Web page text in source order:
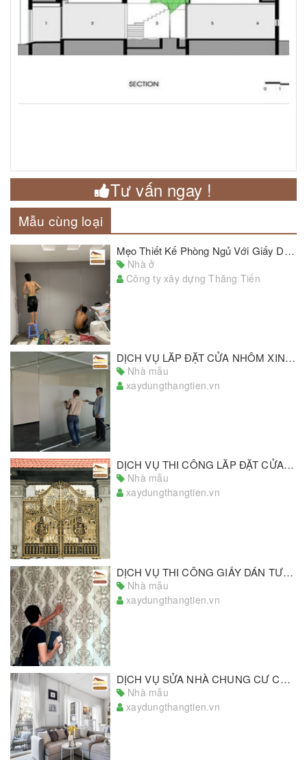
Tư vấn ngay !
Mẫu cùng loại
Mẹo Thiết Kế Phòng Ngủ Với Giấy Dán Tường Đẹp Chủ Nhà Cần Lưu Ý
Nhà ở
Công ty xây dựng Thăng Tiến
DỊCH VỤ LẮP ĐẶT CỬA NHÔM XINGFA GIÁ RẺ, CHẤT LƯỢNG ĐẠT CHUẨN
Nhà mẫu
xaydungthangtien.vn
DỊCH VỤ THI CÔNG LẮP ĐẶT CỬA SẮT UY TÍN SỐ 1 MIỀN NAM
Nhà mẫu
xaydungthangtien.vn
DỊCH VỤ THI CÔNG GIẤY DÁN TƯỜNG ĐẠT CHUẨN TẠI TPHCM
Nhà mẫu
xaydungthangtien.vn
DỊCH VỤ SỬA NHÀ CHUNG CƯ CHẤT LƯỢNG, GIÁ TỐT NHẤT THỊ TRƯỜNG
Nhà mẫu
xaydungthangtien.vn